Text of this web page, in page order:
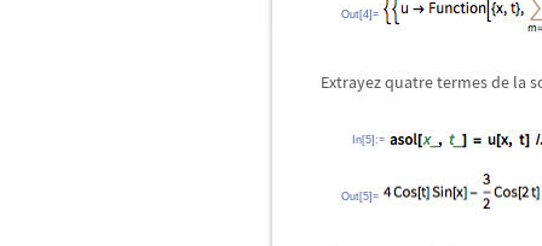
Out[4]=
Extrayez quatre termes de la
In[5]:=
Out[5]=